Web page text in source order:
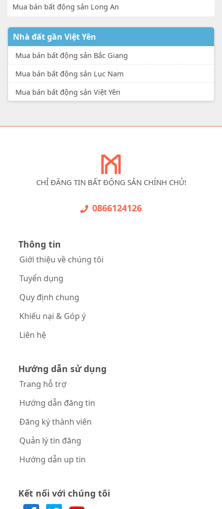
Mua bán bất động sản Long An
Nhà đất gần Việt Yên
Mua bán bất động sản Bắc Giang
Mua bán bất động sản Lục Nam
Mua bán bất động sản Việt Yên
CHỈ ĐĂNG TIN BẤT ĐỘNG SẢN CHÍNH CHỦ!
0866124126
Thông tin
Giới thiệu về chúng tôi
Tuyển dụng
Quy định chung
Khiếu nại & Góp ý
Liên hệ
Hướng dẫn sử dụng
Trang hỗ trợ
Hướng dẫn đăng tin
Đăng ký thành viên
Quản lý tin đăng
Hướng dẫn up tin
Kết nối với chúng tôi